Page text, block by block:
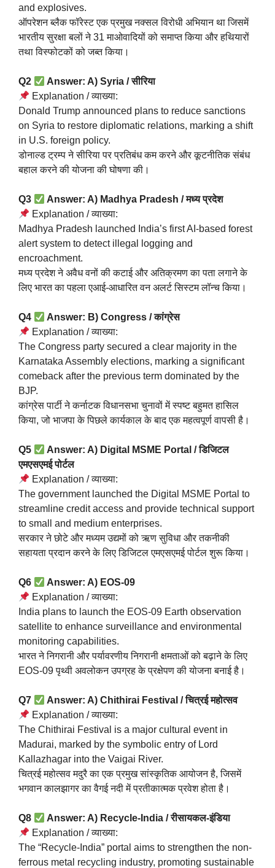
and explosives.
ऑपरेशन ब्लैक फॉरेस्ट एक प्रमुख नक्सल विरोधी अभियान था जिसमें
भारतीय सुरक्षा बलों ने 31 माओवादियों को समाप्त किया और हथियारों
तथा विस्फोटकों को जब्त किया।
Q2
Answer: A) Syria / सीरिया
Explanation / व्याख्या:
Donald Trump announced plans to reduce sanctions
on Syria to restore diplomatic relations, marking a shift
in U.S. foreign policy.
डोनाल्ड ट्रम्प ने सीरिया पर प्रतिबंध कम करने और कूटनीतिक संबंध
बहाल करने की योजना की घोषणा की।
Q3
Answer: A) Madhya Pradesh / मध्य प्रदेश
Explanation / व्याख्या:
Madhya Pradesh launched India’s first AI-based forest
alert system to detect illegal logging and
encroachment.
मध्य प्रदेश ने अवैध वनों की कटाई और अतिक्रमण का पता लगाने के
लिए भारत का पहला एआई-आधारित वन अलर्ट सिस्टम लॉन्च किया।
Q4
Answer: B) Congress / कांग्रेस
Explanation / व्याख्या:
The Congress party secured a clear majority in the
Karnataka Assembly elections, marking a significant
comeback after the previous term dominated by the
BJP.
कांग्रेस पार्टी ने कर्नाटक विधानसभा चुनावों में स्पष्ट बहुमत हासिल
किया, जो भाजपा के पिछले कार्यकाल के बाद एक महत्वपूर्ण वापसी है।
Q5
Answer: A) Digital MSME Portal / डिजिटल
एमएसएमई पोर्टल
Explanation / व्याख्या:
The government launched the Digital MSME Portal to
streamline credit access and provide technical support
to small and medium enterprises.
सरकार ने छोटे और मध्यम उद्यमों को ऋण सुविधा और तकनीकी
सहायता प्रदान करने के लिए डिजिटल एमएसएमई पोर्टल शुरू किया।
Q6
Answer: A) EOS-09
Explanation / व्याख्या:
India plans to launch the EOS-09 Earth observation
satellite to enhance surveillance and environmental
monitoring capabilities.
भारत ने निगरानी और पर्यावरणीय निगरानी क्षमताओं को बढ़ाने के लिए
EOS-09 पृथ्वी अवलोकन उपग्रह के प्रक्षेपण की योजना बनाई है।
Q7
Answer: A) Chithirai Festival / चित्रई महोत्सव
Explanation / व्याख्या:
The Chithirai Festival is a major cultural event in
Madurai, marked by the symbolic entry of Lord
Kallazhagar into the Vaigai River.
चित्रई महोत्सव मदुरै का एक प्रमुख सांस्कृतिक आयोजन है, जिसमें
भगवान कालझागर का वैगई नदी में प्रतीकात्मक प्रवेश होता है।
Q8
Answer: A) Recycle-India / रीसायकल-इंडिया
Explanation / व्याख्या:
The “Recycle-India” portal aims to strengthen the non-
ferrous metal recycling industry, promoting sustainable